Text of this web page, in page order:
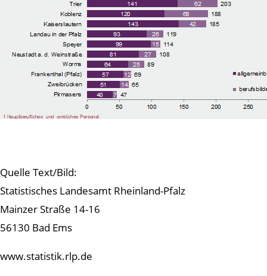
Quelle Text/Bild:
Statistisches Landesamt Rheinland-Pfalz
Mainzer Straße 14-16
56130 Bad Ems
www.statistik.rlp.de